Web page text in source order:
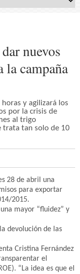
nuevos
la campaña
y agilizará los
por la crisis de
al trigo
trata tan solo de 10
28 de abril una
para exportar
2015.
mayor “fluidez” y
devolución de las
Cristina Fernández
el
“La idea es que el